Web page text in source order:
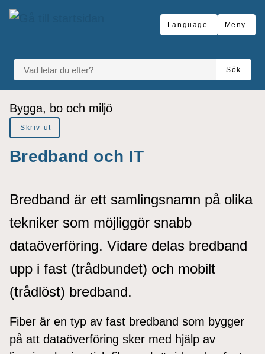
Gå till innehåll
till sidomeny
Language Meny
VAD LETAR DU EFTER?
Sök
Du är här:
Bygga, bo och miljö
Skriv ut
Bredband och IT
Bredband är ett samlingsnamn på olika
tekniker som möjliggör snabb
dataöverföring. Vidare delas bredband
upp i fast (trådbundet) och mobilt
(trådlöst) bredband.
Fiber är en typ av fast bredband som bygger
på att dataöverföring sker med hjälp av